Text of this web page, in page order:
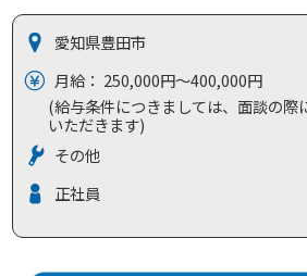
愛知県豊田市
月給： 250,000円～400,000円
(給与条件につきましては、面談の際
いただきます)
その他
正社員